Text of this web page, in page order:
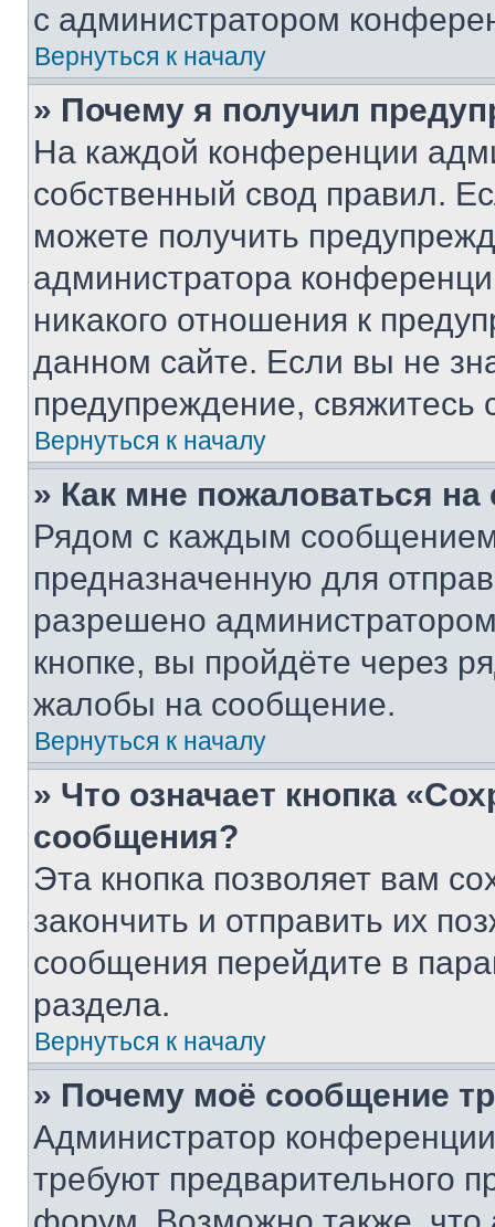
с администратором
Вернуться к началу
» Почему я получил
На каждой конференции
собственный свод правил.
можете получить
администратора
никакого отношения к
данном сайте. Если вы не
предупреждение,
Вернуться к началу
» Как мне пожаловаться
Рядом с каждым сообщением
предназначенную для
разрешено
кнопке, вы пройдёте через
жалобы на сообщение.
Вернуться к началу
» Что означает кнопка
сообщения?
Эта кнопка позволяет вам
закончить и отправить их
сообщения перейдите в
раздела.
Вернуться к началу
» Почему моё сообщение
Администратор
требуют предварительного